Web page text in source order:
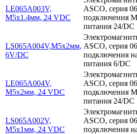
LE065A003V,
M5x1.4мм, 24 VDC
ASCO, серия
подключения
питания 24/DC
LS065A004V,M5x2мм,
6V/DC
ASCO, серия
подключения
питания 6/DC
LE065A004V,
M5x2мм, 24 VDC
ASCO, серия
подключения
питания 24/DC
LS065A002V,
M5x1мм, 24 VDC
ASCO, серия
подключения